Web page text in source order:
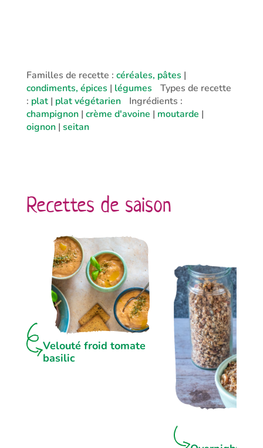
Familles de recette : céréales, pâtes |
condiments, épices | légumes
Types de recette
: plat| plat végétarien
Ingrédients :
champignon| crème d'avoine | moutarde |
oignon| seitan
Recettes de saison
Velouté froid tomate
basilic